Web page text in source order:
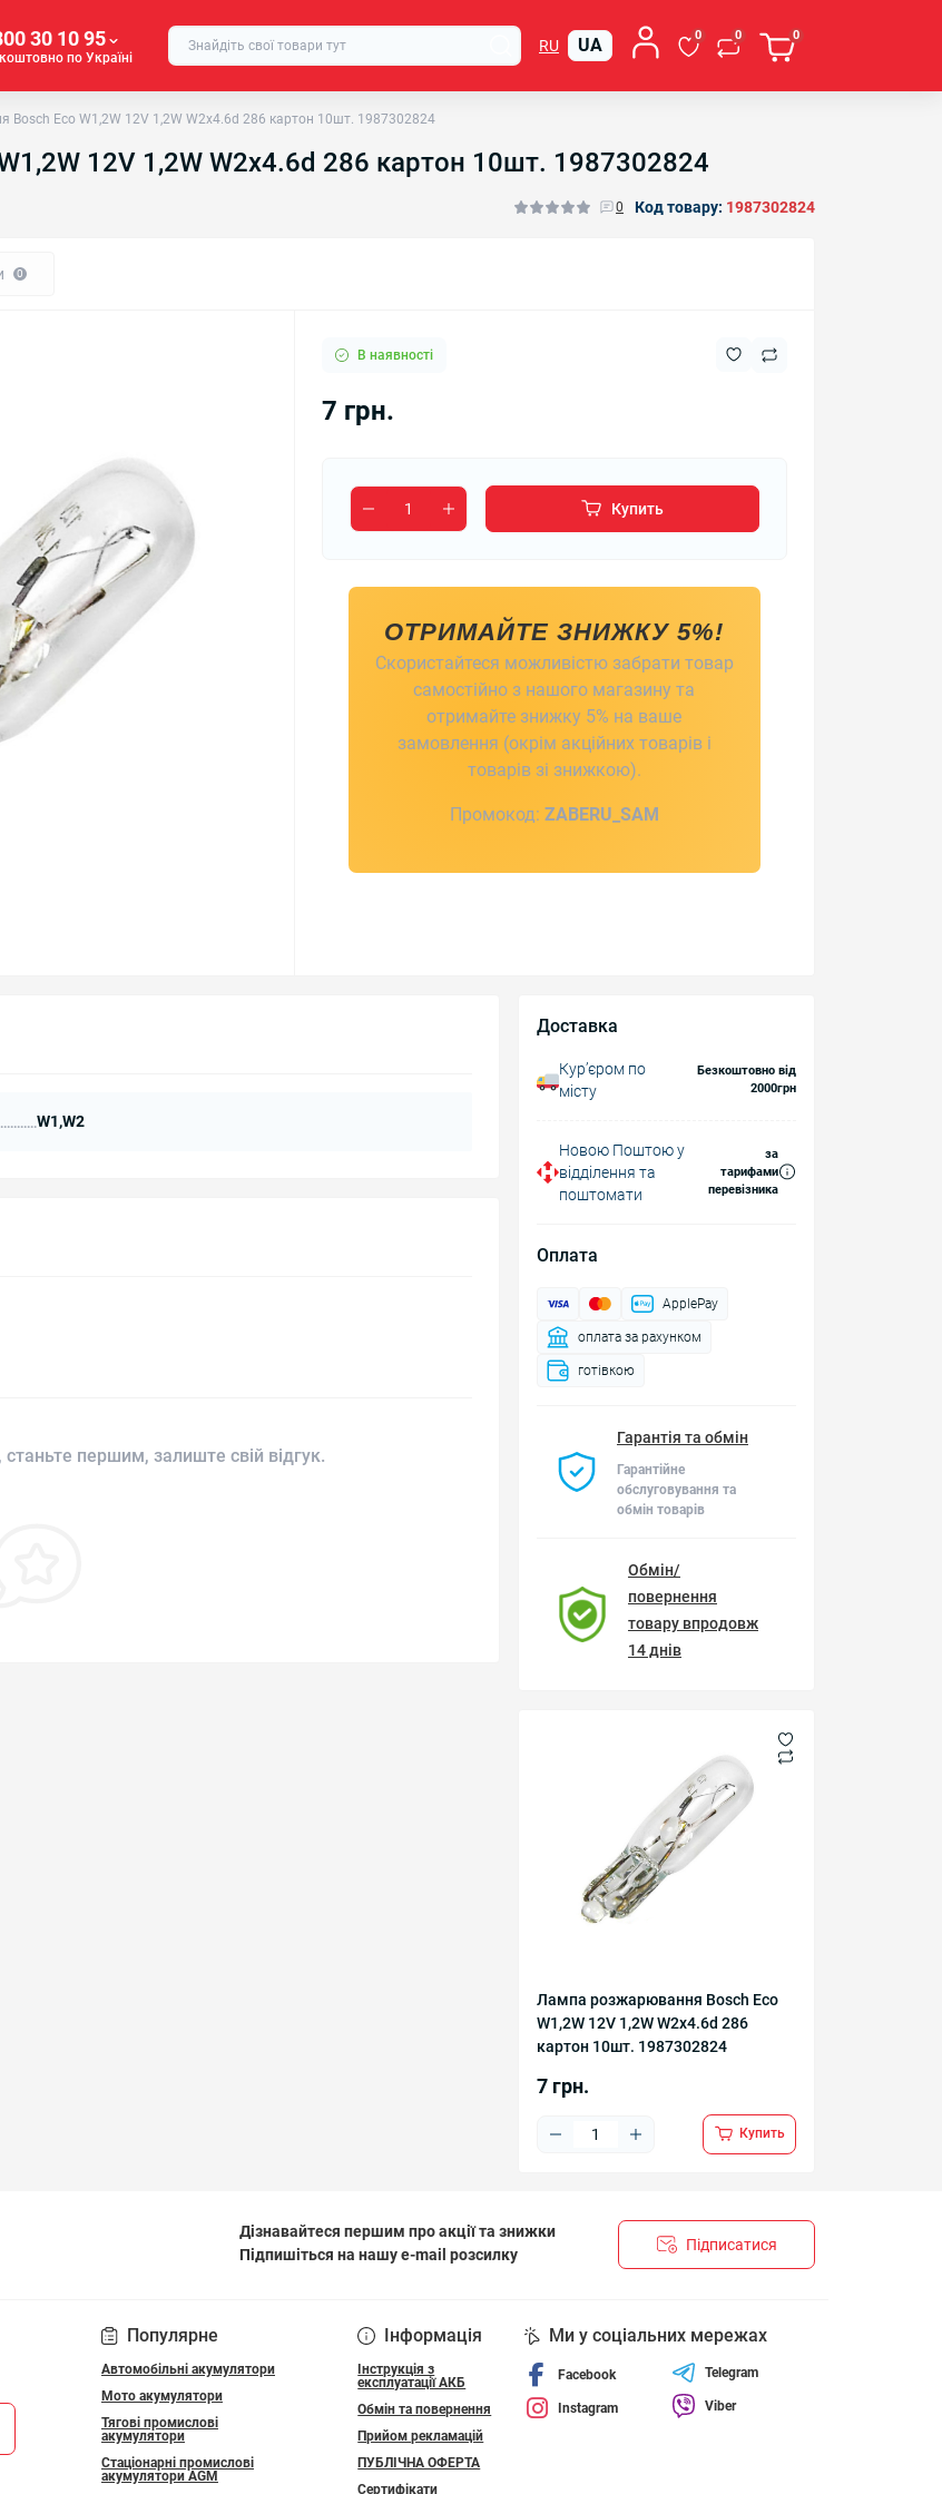
30 10 95
по Україні
RU UA 0 0 0
Eco W1,2W 12V 1,2W W2x4.6d 286 картон 10шт. 1987302824
12V 1,2W W2x4.6d 286 картон 10шт. 1987302824
0 Код товару: 1987302824
0
В наявності
7 грн.
Купить
ОТРИМАЙТЕ ЗНИЖКУ 5%!
Скористайтеся можливістю забрати товар
самостійно з нашого магазину та
отримайте знижку 5% на ваше
замовлення (окрім акційних товарів і
товарів зі знижкою).
Промокод: ZABERU_SAM
Доставка
Курʼєром по
місту
Безкоштовно від
2000грн
Новою Поштою у
відділення та
поштомати
за
тарифами
перевізника
Оплата
ApplePay
оплата за рахунком
готівкою
Гарантія та обмін
Гарантійне
обслуговування та
обмін товарів
Обмін/
повернення
товару впродовж
14 днів
Лампа розжарювання Bosch Eco
W1,2W 12V 1,2W W2x4.6d 286
картон 10шт. 1987302824
7 грн.
Купить
W1,W2
першим, залиште свій відгук.
Дізнавайтеся першим про акції та знижки
Підпишіться на нашу e-mail розсилку
Підписатися
Популярне
Автомобільні акумулятори
Мото акумулятори
Тягові промислові
акумулятори
Стаціонарні промислові
акумулятори АGM
Інформація
Інструкція з
експлуатації АКБ
Обмін та повернення
Прийом рекламацій
ПУБЛІЧНА ОФЕРТА
Сертифікати
Ми у соціальних мережах
Facebook
Instagram
Telegram
Viber